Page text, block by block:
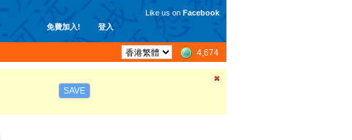
免費加入! 登入
Like us on Facebook
4,674
SAVE